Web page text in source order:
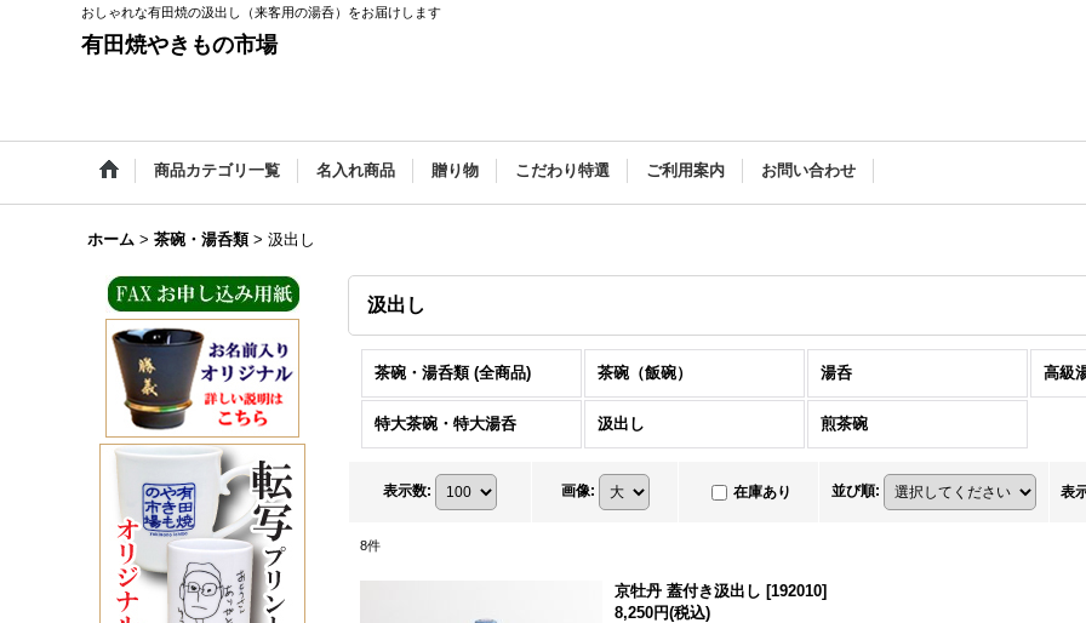
おしゃれな有田焼の汲出し（来客用の湯呑）をお届けします
有田焼やきもの市場
商品カテゴリ一覧 名入れ商品 贈り物 こだわり特選 ご利用案内 お問い合わせ
ホーム > 茶碗・湯呑類 > 汲出し
汲出し
茶碗・湯呑類 (全商品) 茶碗（飯碗） 湯呑 高級
特大茶碗・特大湯呑 汲出し 煎茶碗
表示数: 画像: 在庫あり 並び順: 表
8件
京牡丹 蓋付き汲出し [192010]
8,250円(税込)